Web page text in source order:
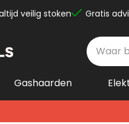
veilig stoken Gratis
Gashaarden